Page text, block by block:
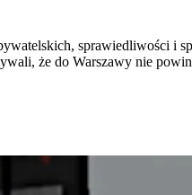
sprawiedliwości i
że do Warszawy nie